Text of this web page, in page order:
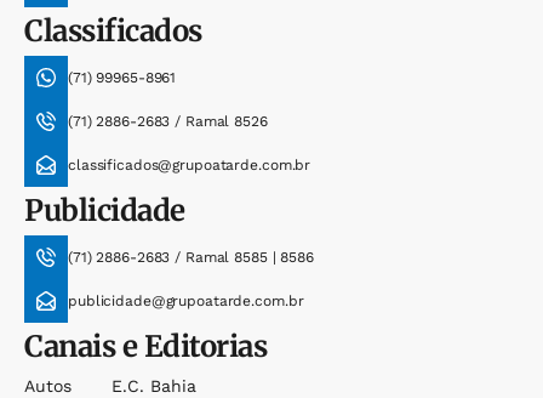
Classificados
(71) 99965-8961
(71) 2886-2683 / Ramal 8526
classificados@grupoatarde.com.br
Publicidade
(71) 2886-2683 / Ramal 8585 | 8586
publicidade@grupoatarde.com.br
Canais e Editorias
Autos
E.c. Bahia